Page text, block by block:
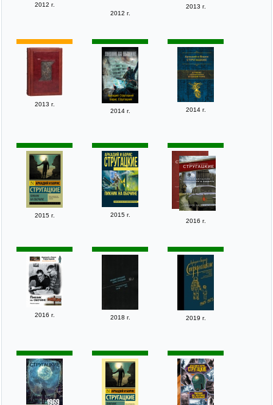
2012 г.
2012 г.
2013 г.
2013 г.
2014 г.
2014 г.
2015 г.
2015 г.
2016 г.
2016 г. 2018 г. 2019 г.